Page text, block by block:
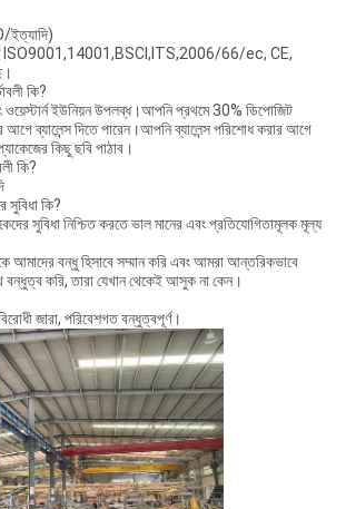
ইত্যাদি)
ISO9001,14001,BSCI,ITS,2006/66/ec, CE,
কি?
ওয়েস্টার্ন ইউনিয়ন উপলব্ধ।আপনি প্রথমে 30% ডিপোজিট
ব্যালেন্স দিতে পারেন।আপনি ব্যালেন্স পরিশোধ করার আগে
কিছু ছবি পাঠাব।
কি?
কি?
সুবিধা নিশ্চিত করতে ভাল মানের এবং প্রতিযোগিতামূলক মূল্য
আমাদের বন্ধু হিসাবে সম্মান করি এবং আমরা আন্তরিকভাবে
বন্ধুত্ব করি, তারা যেখান থেকেই আসুক না কেন।
জারা, পরিবেশগত বন্ধুত্বপূর্ণ।